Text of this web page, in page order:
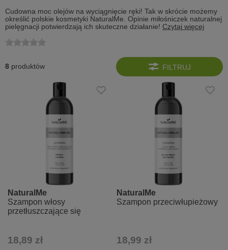
Cudowna moc olejów na wyciągnięcie ręki! Tak w skrócie możemy
określić polskie kosmetyki NaturalMe. Opinie miłośniczek naturalnej
pielęgnacji potwierdzają ich skuteczne działanie! Czytaj więcej
FILTRUJ
8 produktów
NaturalMe
Szampon włosy
przetłuszczające się
18,89 zł
NaturalMe
Szampon przeciwłupieżowy
18,99 zł